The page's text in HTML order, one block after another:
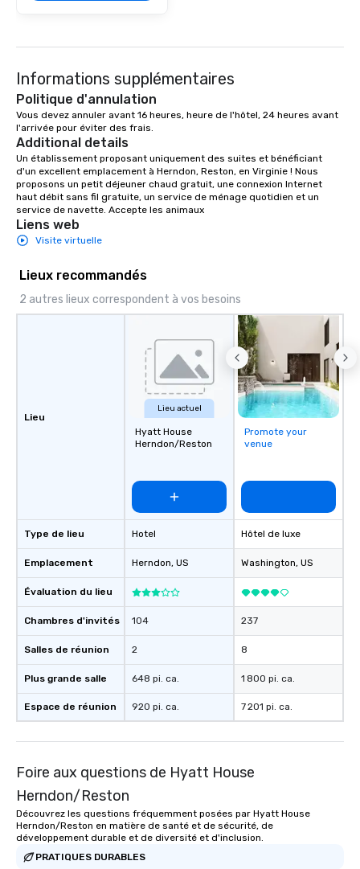
Informations supplémentaires
Politique d'annulation
Vous devez annuler avant 16 heures, heure de l'hôtel, 24 heures avant
l'arrivée pour éviter des frais.
Additional details
Un établissement proposant uniquement des suites et bénéficiant
d'un excellent emplacement à Herndon, Reston, en Virginie ! Nous
proposons un petit déjeuner chaud gratuit, une connexion Internet
haut débit sans fil gratuite, un service de ménage quotidien et un
service de navette. Accepte les animaux
Liens web
Visite virtuelle
Lieux recommandés
2 autres lieux correspondent à vos besoins
Lieu
Type de lieu
Emplacement
Évaluation du lieu
Chambres d'invités
Salles de réunion
Plus grande salle
Espace de réunion
Lieu actuel
Hyatt House
Herndon/Reston
Hotel
Herndon, US
104
2
648 pi. ca.
920 pi. ca.
Promote your
venue
Hôtel de luxe
Washington, US
237
8
1 800 pi. ca.
7 201 pi. ca.
Foire aux questions de Hyatt House
Herndon/Reston
Découvrez les questions fréquemment posées par Hyatt House
Herndon/Reston en matière de santé et de sécurité, de
développement durable et de diversité et d'inclusion.
PRATIQUES DURABLES